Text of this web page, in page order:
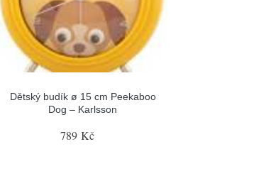
Dětský budík ø 15 cm Peekaboo
Dog – Karlsson
789 Kč